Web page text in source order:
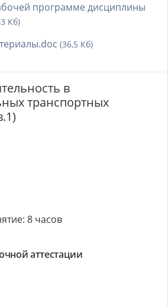
программе дисциплины
Кб)
(36,5 Кб)
в
транспортных
8 часов
аттестации